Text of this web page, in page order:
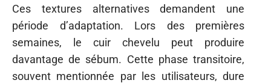
Ces textures alternatives demandent une
période d’adaptation. Lors des premières
semaines, le cuir chevelu peut produire
davantage de sébum. Cette phase transitoire,
souvent mentionnée par les utilisateurs, dure